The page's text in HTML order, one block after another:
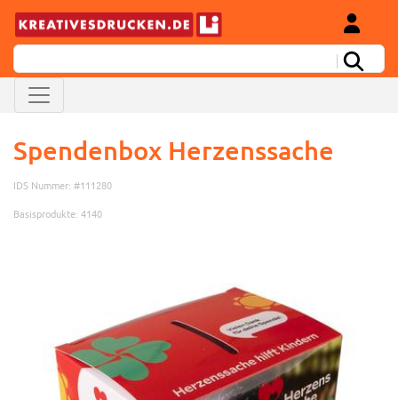
Spendenbox Herzenssache
IDS Nummer: #111280
Basisprodukte: 4140